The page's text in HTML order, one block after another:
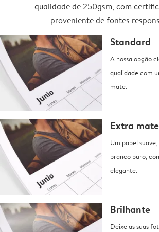
qualidade de 250gsm, com
proveniente de fontes
Standard
A nossa opção
qualidade com
mate.
Extra mate
Um papel
branco puro,
elegante.
Brilhante
Deixe as suas